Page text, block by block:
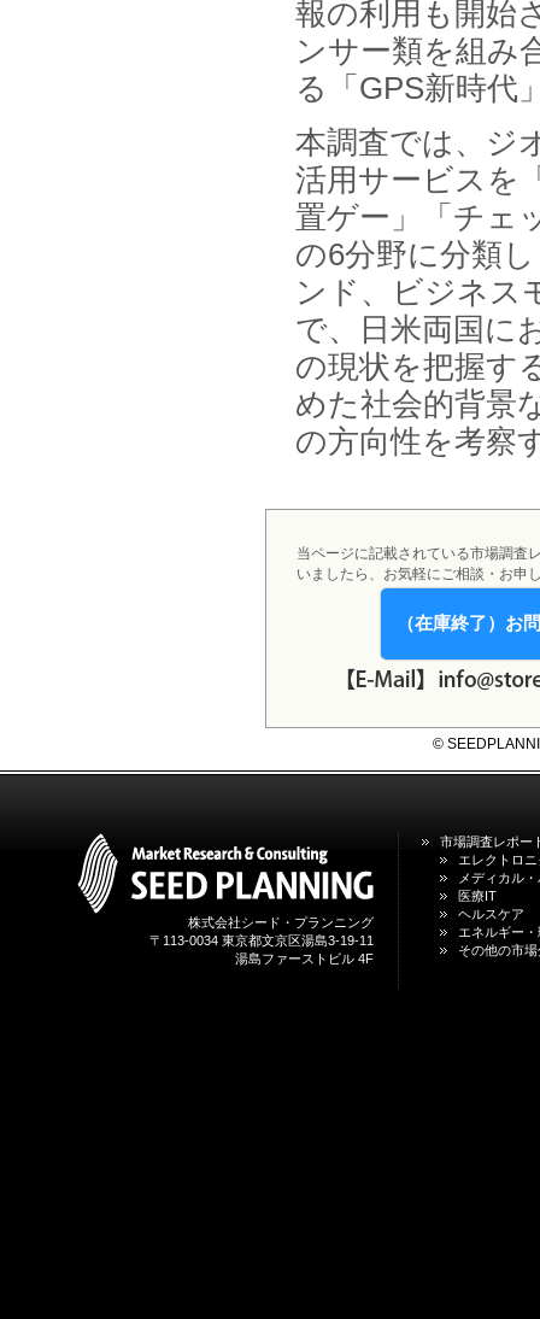
報の利用も開始
ンサー類を組み
る「GPS新時代
本調査では、ジ
活用サービスを
置ゲー」「チェ
の6分野に分類
ンド、ビジネス
で、日米両国に
の現状を把握す
めた社会的背景
の方向性を考察
当ページに記載されている市場調査
いましたら、お気軽にご相談・お申
（在庫終了）お
©
株式会社シード・プランニング
〒113-0034 東京都文京区湯島3-19-11
湯島ファーストビル 4F
市場調査レポー
エレクトロ
メディカル
医療IT
ヘルスケア
エネルギー
その他の市